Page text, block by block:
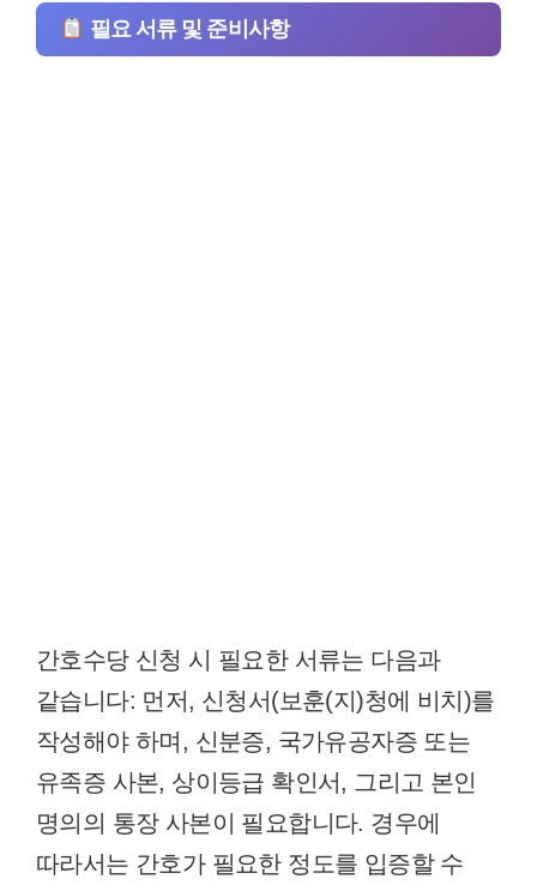
필요 서류 및 준비사항
간호수당 신청 시 필요한 서류는 다음과
같습니다: 먼저, 신청서(보훈(지)청에 비치)를
작성해야 하며, 신분증, 국가유공자증 또는
유족증 사본, 상이등급 확인서, 그리고 본인
명의의 통장 사본이 필요합니다. 경우에
따라서는 간호가 필요한 정도를 입증할 수